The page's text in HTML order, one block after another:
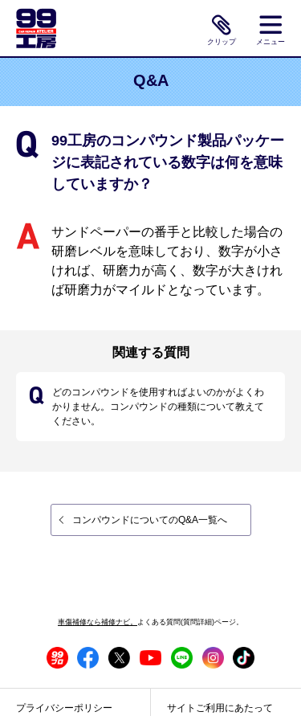
クリップ メニュー
Q&A
99工房のコンパウンド製品パッケー
ジに表記されている数字は何を意味
していますか？
サンドペーパーの番手と比較した場合の
研磨レベルを意味しており、数字が小さ
ければ、研磨力が高く、数字が大きけれ
ば研磨力がマイルドとなっています。
関連する質問
どのコンパウンドを使用すればよいのかがよくわ
かりません。コンパウンドの種類について教えて
ください。
コンパウンドについてのQ&A一覧へ
車傷補修なら補修ナビ。 よくある質問(質問詳細)ページ。
プライバシーポリシー サイトご利用にあたって